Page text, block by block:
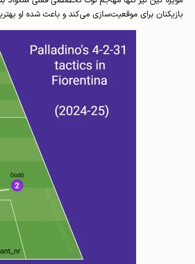
بازیکنان برای موقعیت‌سازی می‌کند و باعث شده او